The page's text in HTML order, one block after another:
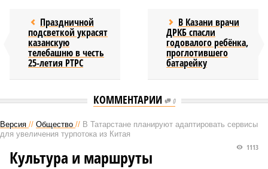
Праздничной
подсветкой украсят
казанскую
телебашню в честь
25-летия РТРС
В Казани врачи
ДРКБ спасли
годовалого ребёнка,
проглотившего
батарейку
КОММЕНТАРИИ 0
Версия // Общество // В Татарстане планируют адаптировать сервисы
для увеличения турпотока из Китая
1113
Культура и маршруты